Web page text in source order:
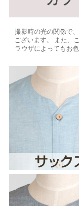
撮影時の光の関係で
ございます。 また、
ラウザによってもお